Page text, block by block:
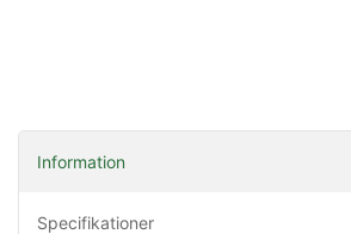
Information
Specifikationer